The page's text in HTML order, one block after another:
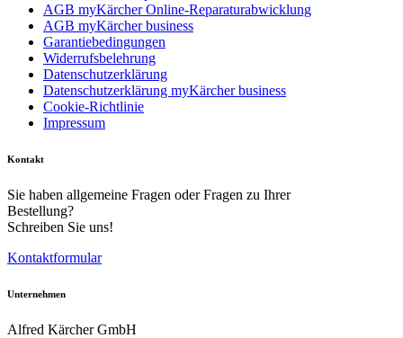
Download PDF
AGB myKärcher Online-Reparaturabwicklung
AGB myKärcher business
Garantiebedingungen
Widerrufsbelehrung
Datenschutzerklärung
Datenschutzerklärung myKärcher business
Cookie-Richtlinie
Impressum
Kontakt
Sie haben allgemeine Fragen oder Fragen zu Ihrer
Bestellung?
Schreiben Sie uns!
Kontaktformular
Unternehmen
Alfred Kärcher GmbH